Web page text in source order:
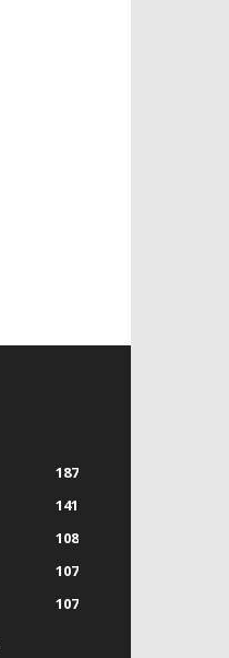
187
141
108
107
107